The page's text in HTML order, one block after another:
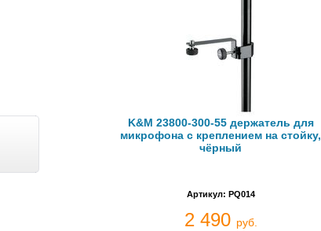
K&M 23800-300-55 держатель для
микрофона с креплением на стойку,
чёрный
Артикул: PQ014
2 490 руб.